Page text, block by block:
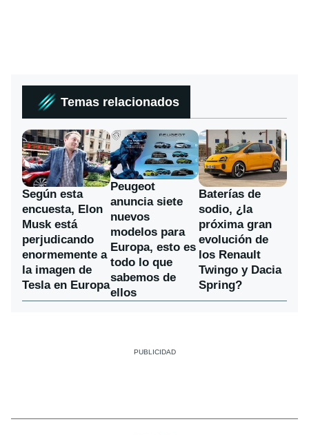
Temas relacionados
Según esta
encuesta, Elon
Musk está
perjudicando
enormemente a
la imagen de
Tesla en Europa
Peugeot
anuncia siete
nuevos
modelos para
Europa, esto es
todo lo que
sabemos de
ellos
Baterías de
sodio, ¿la
próxima gran
evolución de
los Renault
Twingo y Dacia
Spring?